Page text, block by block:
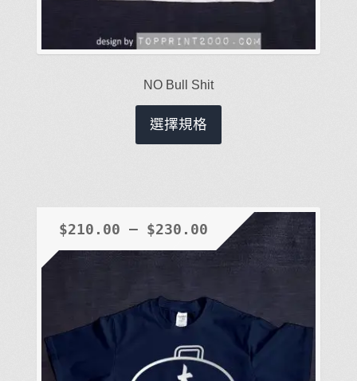
NO Bull Shit
選擇規格
款
$210.00 – $230.00